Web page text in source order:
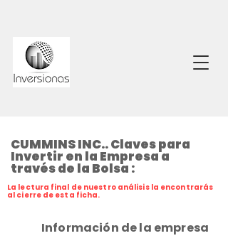
CUMMINS INC.. Claves para
Invertir en la Empresa a
través de la Bolsa :
La lectura final de nuestro análisis la encontrarás
al cierre de esta ficha.
Información de la empresa